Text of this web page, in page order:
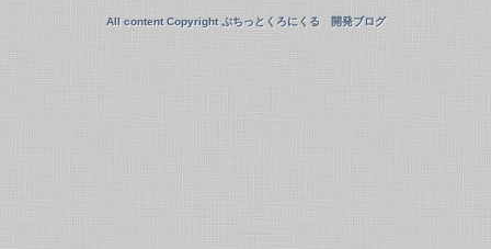
All content Copyright ぷちっとくろにくる 開発ブログ